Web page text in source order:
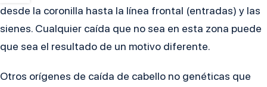
desde la coronilla hasta la línea frontal (entradas) y las
sienes. Cualquier caída que no sea en esta zona puede
que sea el resultado de un motivo diferente.
Otros orígenes de caída de cabello no genéticas que